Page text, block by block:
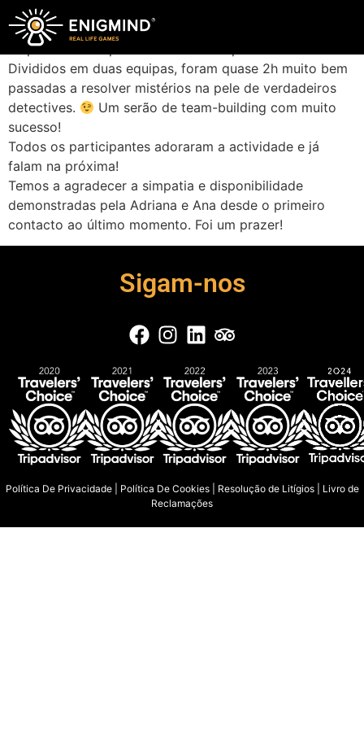
Contactámos a Enigmind à procura de uma actividade
diferente e divertida para o jantar de natal da nossa
empresa e as expectativas foram superadas!
Divididos em duas equipas, foram quase 2h muito bem
passadas a resolver mistérios na pele de verdadeiros
detectives.
Um serão de team-building com muito
sucesso!
Todos os participantes adoraram a actividade e já
falam na próxima!
Temos a agradecer a simpatia e disponibilidade
demonstradas pela Adriana e Ana desde o primeiro
contacto ao último momento. Foi um prazer!
Sigam-nos
Política De Privacidade| Política De Cookies| Resolução de Litígios| Livro de
Reclamações